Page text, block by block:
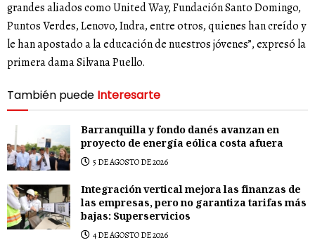
grandes aliados como United Way, Fundación Santo Domingo,
Puntos Verdes, Lenovo, Indra, entre otros, quienes han creído y
le han apostado a la educación de nuestros jóvenes”, expresó la
primera dama Silvana Puello.
También puede Interesarte
Barranquilla y fondo danés avanzan en
proyecto de energía eólica costa afuera
5 DE AGOSTO DE 2026
Integración vertical mejora las finanzas de
las empresas, pero no garantiza tarifas más
bajas: Superservicios
4 DE AGOSTO DE 2026